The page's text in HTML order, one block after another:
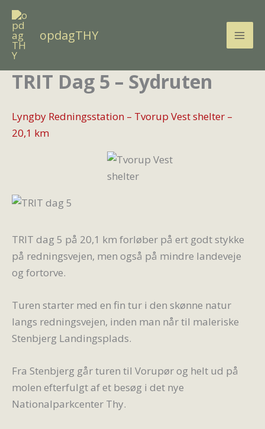
Gå
indholdetopdagTHY
TRIT Dag 5 – Sydruten
Lyngby Redningsstation – Tvorup Vest shelter –
20,1 km
TRIT dag 5 på 20,1 km forløber på ert godt stykke
på redningsvejen, men også på mindre landeveje
og fortorve.
Turen starter med en fin tur i den skønne natur
langs redningsvejen, inden man når til maleriske
Stenbjerg Landingsplads.
Fra Stenbjerg går turen til Vorupør og helt ud på
molen efterfulgt af et besøg i det nye
Nationalparkcenter Thy.